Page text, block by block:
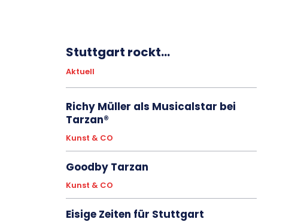
Stuttgart rockt…
Aktuell
Richy Müller als Musicalstar bei
Tarzan®
Kunst & CO
Goodby Tarzan
Kunst & CO
Eisige Zeiten für Stuttgart